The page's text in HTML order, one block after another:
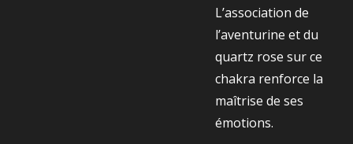
L’association de
l’aventurine et du
quartz rose sur ce
chakra renforce la
maîtrise de ses
émotions.